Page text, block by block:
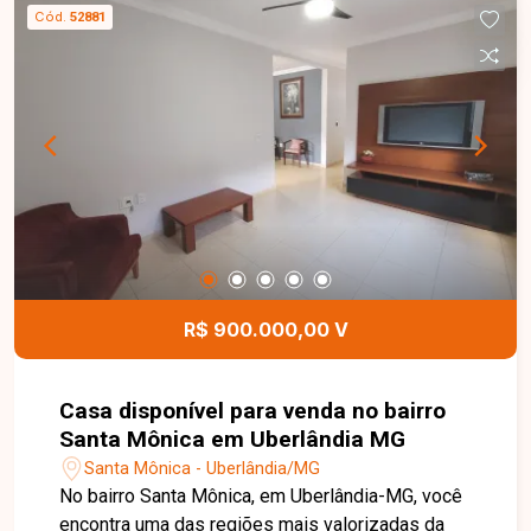
fundos, conta com uma edícula independente,
composta por 02 quartos, sala, cozinha, banheiro
e área de serviço, proporcionando uma excelente
opção para acomodar familiares ou gerar renda
para quem busca um imóvel amplo, versátil e
bem localizado no bairro Jardim Canaã. Agende
uma visita e venha conhecer todos os detalhes
desta casa.
Cód. 52881
R$ 900.000,00 V
Casa disponível para venda no bairro
Santa Mônica em Uberlândia MG
Santa Mônica - Uberlândia/MG
No bairro Santa Mônica, em Uberlândia-MG, você
encontra uma das regiões mais valorizadas da